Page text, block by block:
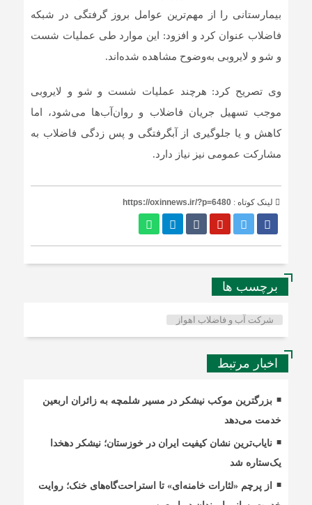
بیمارستانی را از مهم‌ترین عوامل بروز گرفتگی در شبکه
فاضلاب عنوان کرد و افزود: این موارد طی عملیات شست‌
و شو و لایروبی به‌وضوح مشاهده شده‌اند.
وی تصریح کرد: هرچند عملیات شست‌ و شو و لایروبی
موجب تسهیل جریان فاضلاب و روان‌آب‌ها می‌شود، اما
کاهش و یا جلوگیری از آبگرفتگی و پس زدگی فاضلاب به
مشارکت عمومی نیز نیاز دارد.
لینک کوتاه : https://oxinnews.ir/?p=6480
برچسب ها
شرکت آب و فاضلاب اهواز
اخبار مرتبط
بزرگترین موکب نیشکر در مسیر شلمچه به زائران اربعین
خدمت می‌دهد
نایاب‌ترین نشان کیفیت ایران در خوزستان؛ نیشکر دهخدا
یک‌ستاره شد
از پرچم «لثارات خامنه‌ای» تا استراحت‌گاه‌های خنک؛ روایت